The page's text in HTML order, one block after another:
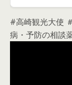
#高崎観光大使
病・予防の相談